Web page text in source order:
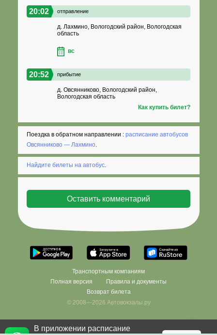
20:02 отправление
д. Лахмино, Вологодский район, Вологодская
область
вс
20:52 прибытие
д. Овсянниково, Вологодский район,
Вологодская область
Как купить билет?
Поездка в обратном направлении :расписание автобусов
Овсянниково — Лахмино.
Найдите билеты на автобус.
Транспортным компаниям
Полная версия
Правила и документы
Возврат билета
© 2008—2026 Автовокзалы.ру
В приложении расписание